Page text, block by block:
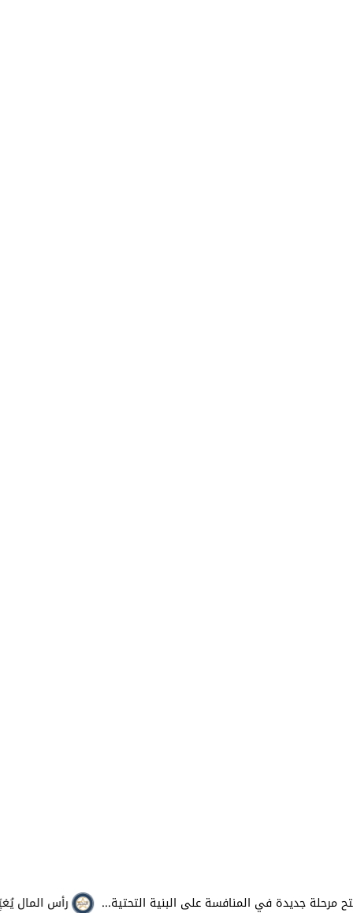
رأس المال يُغيِّر في المنافسة على البنية التحتية...